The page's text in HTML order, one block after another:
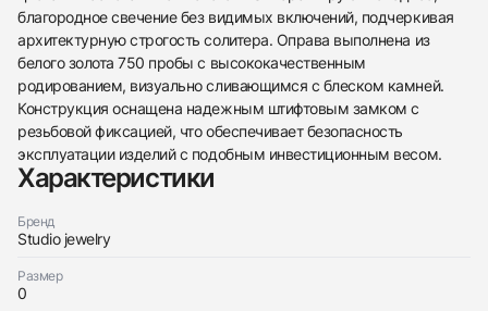
438
285
145
142
205
204
195
150
6
благородное свечение без видимых включений, подчеркивая
архитектурную строгость солитера. Оправа выполнена из
белого золота 750 пробы с высококачественным
родированием, визуально сливающимся с блеском камней.
Конструкция оснащена надежным штифтовым замком с
резьбовой фиксацией, что обеспечивает безопасность
эксплуатации изделий с подобным инвестиционным весом.
Характеристики
Бренд
Studio jewelry
Размер
0 Купить эти часы